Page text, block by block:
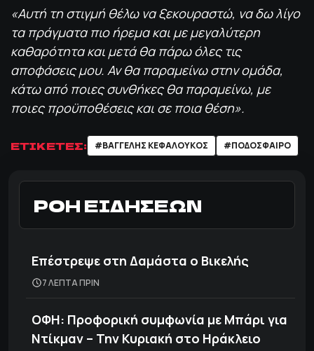
«Αυτή τη στιγμή θέλω να ξεκουραστώ, να δω λίγο
τα πράγματα πιο ήρεμα και με μεγαλύτερη
καθαρότητα και μετά θα πάρω όλες τις
αποφάσεις μου. Αν θα παραμείνω στην ομάδα,
κάτω από ποιες συνθήκες θα παραμείνω, με
ποιες προϋποθέσεις και σε ποια θέση».
ΕΤΙΚΕΤΕΣ: #ΒΑΓΓΕΛΗΣ ΚΕΦΑΛΟΥΚΟΣ #ΠΟΔΌΣΦΑΙΡΟ
ΡΟΗ ΕΙΔΗΣΕΩΝ
Επέστρεψε στη Δαμάστα ο Βικελής
7 ΛΕΠΤΑ ΠΡΙΝ
ΟΦΗ: Προφορική συμφωνία με Μπάρι για
Ντίκμαν – Την Κυριακή στο Ηράκλειο